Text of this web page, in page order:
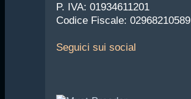
P. IVA: 01934611201
Codice Fiscale: 02968210589
Seguici sui social